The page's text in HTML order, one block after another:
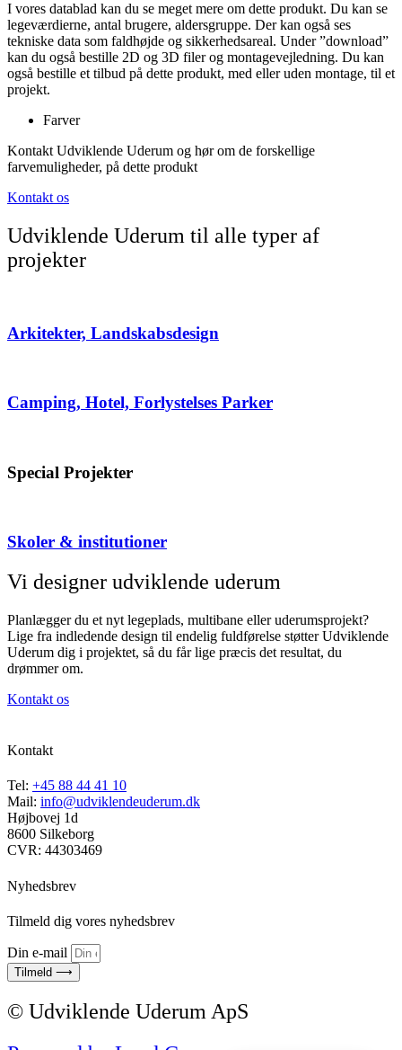
I vores datablad kan du se meget mere om dette produkt. Du kan se
legeværdierne, antal brugere, aldersgruppe. Der kan også ses
tekniske data som faldhøjde og sikkerhedsareal. Under ”download”
kan du også bestille 2D og 3D filer og montagevejledning. Du kan
også bestille et tilbud på dette produkt, med eller uden montage, til et
projekt.
Farver
Kontakt Udviklende Uderum og hør om de forskellige
farvemuligheder, på dette produkt
Kontakt os
Udviklende Uderum til alle typer af
projekter
Arkitekter, Landskabsdesign
Camping, Hotel, Forlystelses Parker
Special Projekter
Skoler & institutioner
Vi designer udviklende uderum
Planlægger du et nyt legeplads, multibane eller uderumsprojekt?
Lige fra indledende design til endelig fuldførelse støtter Udviklende
Uderum dig i projektet, så du får lige præcis det resultat, du
drømmer om.
Kontakt os
Kontakt
Tel: +45 88 44 41 10
Mail: info@udviklendeuderum.dk
Højbovej 1d
8600 Silkeborg
CVR: 44303469
Nyhedsbrev
Tilmeld dig vores nyhedsbrev
Din e-mail
Tilmeld ⟶
© Udviklende Uderum ApS